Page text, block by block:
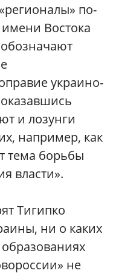
по-
Востока
украино-
и лозунги
например, как
тема борьбы
власти».
Тигипко
ни о каких
не